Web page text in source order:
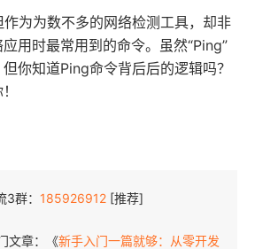
为为数不多的网络检测工具，却非
用时最常用到的命令。虽然“Ping”
你知道Ping命令背后后的逻辑吗？
群： 185926912 [推荐]
文章：《新手入门一篇就够：从零开发